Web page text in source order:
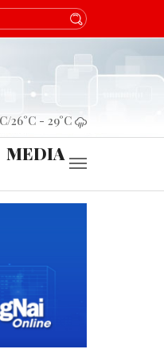
/26°C - 29°C
MEDIA